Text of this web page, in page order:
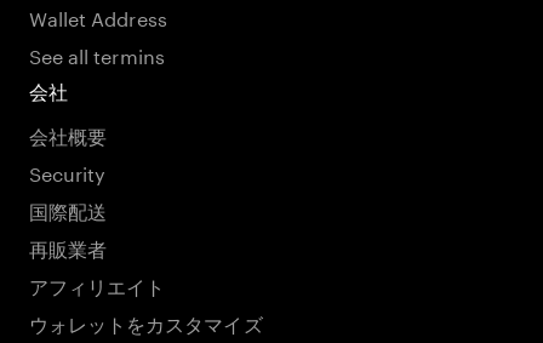
Wallet Address
See all termins
会社
会社概要
Security
国際配送
再販業者
アフィリエイト
ウォレットをカスタマイズ